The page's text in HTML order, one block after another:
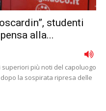
studenti
alla...
più noti del capoluogo
la sospirata ripresa delle